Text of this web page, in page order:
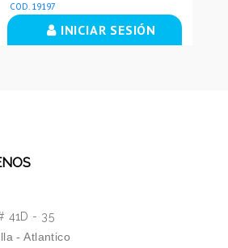
COD. 19197
INICIAR SESIÓN
41D - 35
- Atlantico